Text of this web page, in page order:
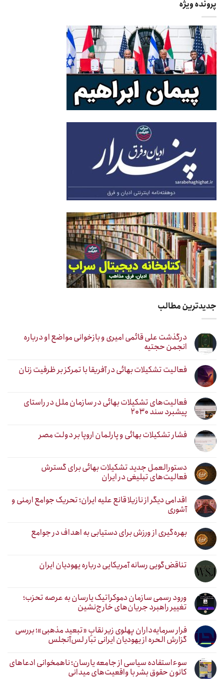
پرونده ویژه
جدیدترین مطالب
درگذشت علی قائمی امیری و بازخوانی مواضع او درباره
انجمن حجتیه
فعالیت تشکیلات بهائی در آفریقا با تمرکز بر ظرفیت زنان
فعالیت‌های تشکیلات بهائی در سازمان ملل در راستای
پیشبرد سند ۲۰۳۰
فشار تشکیلات بهائی و پارلمان اروپا بر دولت مصر
دستورالعمل جدید تشکیلات بهائی برای گسترش
فعالیت‌های تبلیغی در ایران
اقدامی دیگر از نازیلا قانع علیه ایران؛ تحریک جوامع ارمنی و
آشوری
بهره‌گیری از ورزش برای دستیابی به اهداف در جوامع
تناقض‌گویی رسانه آمریکایی درباره یهودیان ایران
ورود رسمی سازمان دموکراتیک یارسان به عرصه تحزب؛
تغییر راهبرد جریان‌های خارج‌نشین
فرار سرمایه‌داران پهلوی زیر نقابِ «تبعید مذهبی»؛ بررسی
گزارش الحره از یهودیان ایرانی تبار لس‌آنجلس
سوءاستفاده سیاسی از جامعه یارسان؛ ناهمخوانی ادعاهای
کانون حقوق بشر با واقعیت‌های میدانی